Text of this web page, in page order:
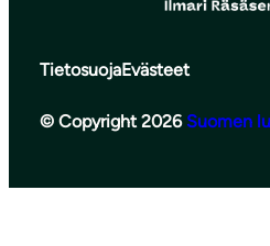
TietosuojaEvästeet
© Copyright 2026 Suomen